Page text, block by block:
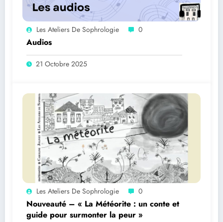
Les Ateliers De Sophrologie 0
Audios
21 Octobre 2025
Les Ateliers De Sophrologie 0
Nouveauté – « La Météorite : un conte et
guide pour surmonter la peur »